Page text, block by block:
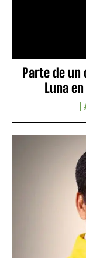
Parte de un
Luna